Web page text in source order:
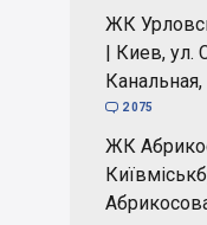
ЖК
| Киев, ул.
 2 075
ЖК